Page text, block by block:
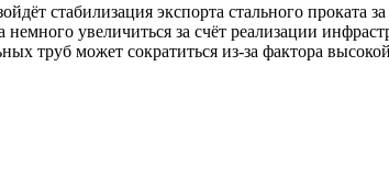
стабилизация экспорта стального проката
увеличиться за счёт реализации
труб может сократиться из-за фактора